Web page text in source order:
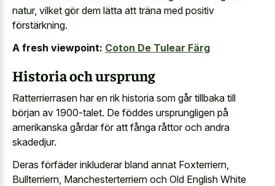
natur, vilket gör dem lätta att träna med positiv
förstärkning.
A fresh viewpoint: Coton De Tulear Färg
Historia och ursprung
Ratterrierrasen har en rik historia som går tillbaka till
början av 1900-talet. De föddes ursprungligen på
amerikanska gårdar för att fånga råttor och andra
skadedjur.
Deras förfäder inkluderar bland annat Foxterriern,
Bullterriern, Manchesterterriern och Old English White